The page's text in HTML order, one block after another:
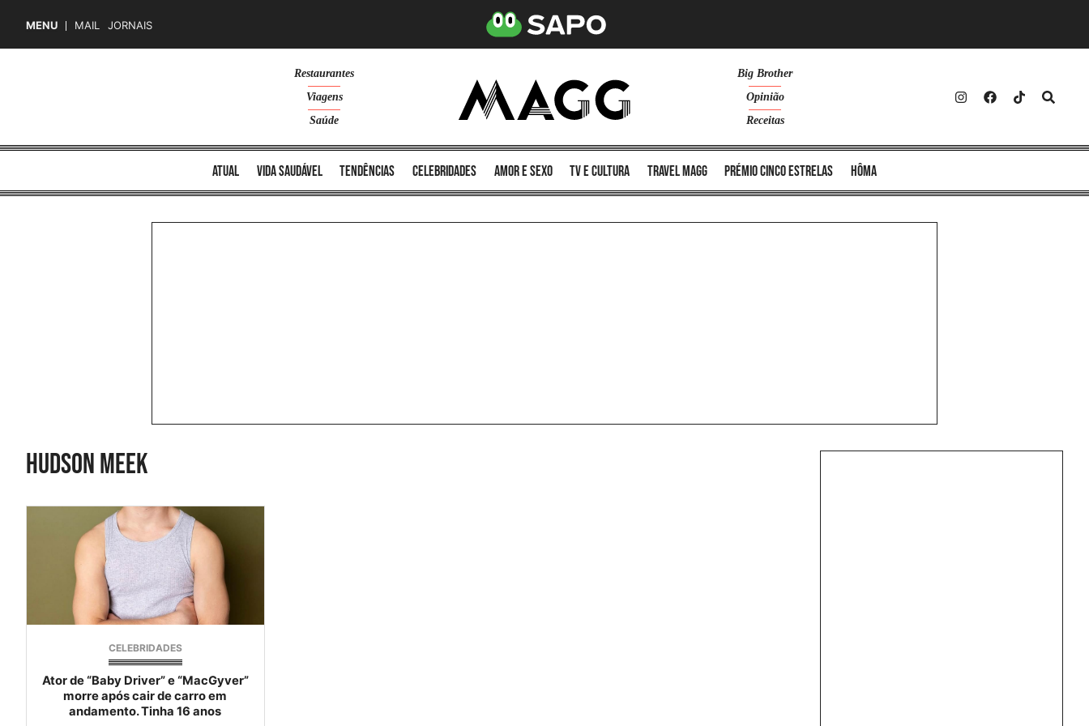
MENU MAIL JORNAIS
Restaurantes
Viagens
Saúde
Big Brother
Opinião
Receitas
atual vida saudável tendências celebridades amor e sexo TV e cultura Travel MAGG Prémio Cinco Estrelas Hôma
hudson meek
CELEBRIDADES
Ator de “Baby Driver” e “MacGyver”
morre após cair de carro em
andamento. Tinha 16 anos